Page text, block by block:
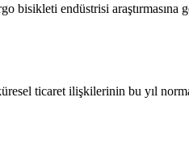
bisikleti endüstrisi araştırmasına
ticaret ilişkilerinin bu yıl